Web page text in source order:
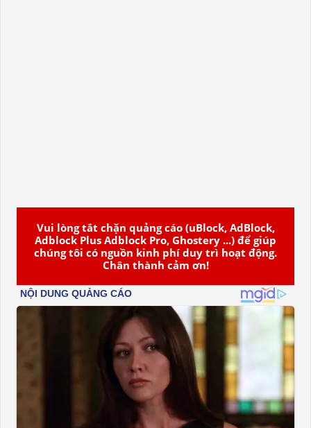
Vui lòng tắt chặn quảng cáo (uBlock, AdBlock,
Adblock Plus Adblock Pro, Ghostery ...) để giúp
chúng tôi có nguồn kinh phí duy trì hoạt động.
Chân thành cảm ơn!